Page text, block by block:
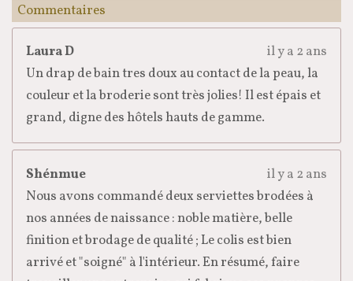
e
r
e
r
e
r
e
r
Commentaires
Laura D
il y a 2 ans
Un drap de bain tres doux au contact de la peau, la
couleur et la broderie sont très jolies! Il est épais et
grand, digne des hôtels hauts de gamme.
Shénmue
il y a 2 ans
Nous avons commandé deux serviettes brodées à
nos années de naissance : noble matière, belle
finition et brodage de qualité ; Le colis est bien
arrivé et "soigné" à l'intérieur. En résumé, faire